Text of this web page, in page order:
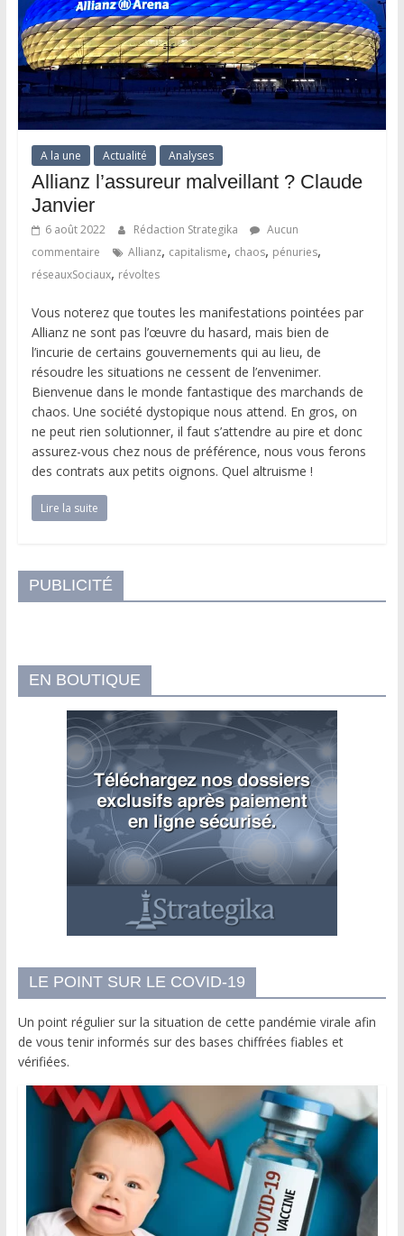
A la une Actualité Analyses
Allianz l’assureur malveillant ? Claude
Janvier
6 août 2022 Rédaction Strategika
Aucun
commentaire
Allianz, capitalisme, chaos, pénuries,
réseauxSociaux, révoltes
Vous noterez que toutes les manifestations pointées par
Allianz ne sont pas l’œuvre du hasard, mais bien de
l’incurie de certains gouvernements qui au lieu, de
résoudre les situations ne cessent de l’envenimer.
Bienvenue dans le monde fantastique des marchands de
chaos. Une société dystopique nous attend. En gros, on
ne peut rien solutionner, il faut s’attendre au pire et donc
assurez-vous chez nous de préférence, nous vous ferons
des contrats aux petits oignons. Quel altruisme !
Lire la suite
PUBLICITÉ
EN BOUTIQUE
LE POINT SUR LE COVID-19
Un point régulier sur la situation de cette pandémie virale afin
de vous tenir informés sur des bases chiffrées fiables et
vérifiées.